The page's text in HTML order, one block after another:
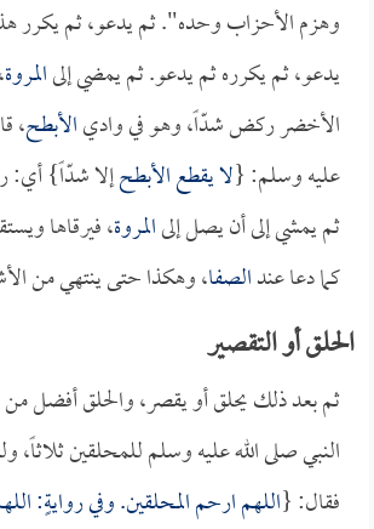
وهزم الأحزاب وحده". ثم يدعو، ثم يكرر
يدعو، ثم يكرره ثم يدعو. ثم يمضي إلىالمروة
الأخضر ركض شدّاً، وهو في واديالأبطح،
عليه وسلم: {لا يقطعالأبطحإلا شدّاً} أي:
ثم يمشي إلى أن يصل إلىالمروة، فيرقاها
كما دعا عندالصفا، وهكذا حتى ينتهي من
الحلق أو التقصير
ثم بعد ذلك يحلق أو يقصر، والحلق أفضل من
النبي صلى الله عليه وسلم للمحلقين
فقال: {اللهم ارحم المحلقين. وفي روايةٍ: